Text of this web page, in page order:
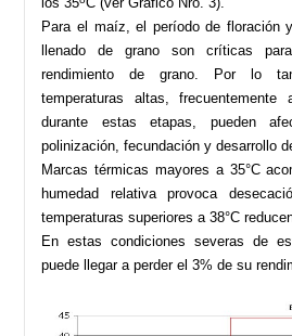
Para el maíz, el período de floración
llenado de grano son críticas
rendimiento de grano. Por lo
temperaturas altas, frecuentemente
durante estas etapas, pueden
polinización, fecundación y desarrollo
Marcas térmicas mayores a 35°C
humedad relativa provoca
temperaturas superiores a 38°C
En estas condiciones severas de
puede llegar a perder el 3% de su